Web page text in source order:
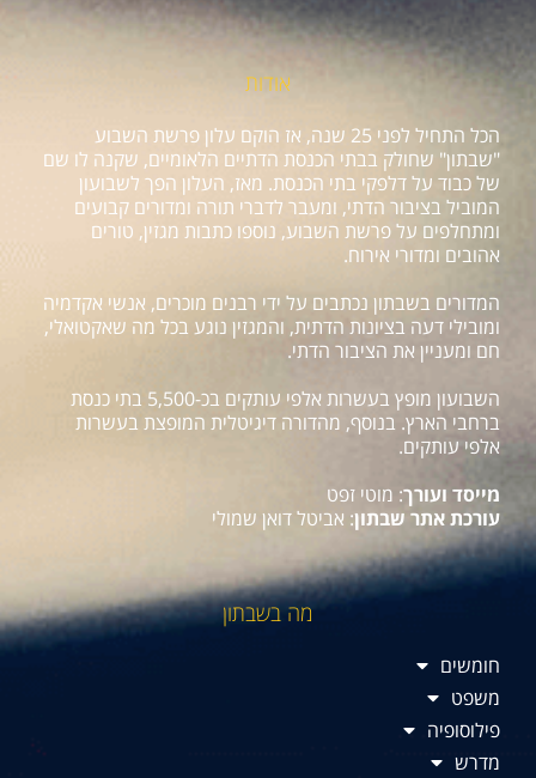
אודות
הכל התחיל לפני 25 שנה, אז הוקם עלון פרשת השבוע
"שבתון" שחולק בבתי הכנסת הדתיים הלאומיים, שקנה לו שם
של כבוד על דלפקי בתי הכנסת. מאז, העלון הפך לשבועון
המוביל בציבור הדתי, ומעבר לדברי תורה ומדורים קבועים
ומתחלפים על פרשת השבוע, נוספו כתבות מגזין, טורים
אהובים ומדורי אירוח.
המדורים בשבתון נכתבים על ידי רבנים מוכרים, אנשי אקדמיה
ומובילי דעה בציונות הדתית, והמגזין נוגע בכל מה שאקטואלי,
חם ומעניין את הציבור הדתי.
השבועון מופץ בעשרות אלפי עותקים בכ-5,500 בתי כנסת
ברחבי הארץ. בנוסף, מהדורה דיגיטלית המופצת בעשרות
אלפי עותקים.
מייסד ועורך: מוטי זפט
עורכת אתר שבתון: אביטל דואן שמולי
מה בשבתון
חומשים
משפט
פילוסופיה
מדרש